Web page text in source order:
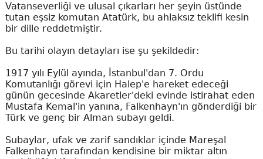
Vatanseverliği ve ulusal çıkarları her şeyin üstünde
tutan eşsiz komutan Atatürk, bu ahlaksız teklifi kesin
bir dille reddetmiştir.
Bu tarihi olayın detayları ise şu şekildedir:
1917 yılı Eylül ayında, İstanbul'dan 7. Ordu
Komutanlığı görevi için Halep'e hareket edeceği
günün gecesinde Akaretler'deki evinde istirahat eden
Mustafa Kemal'in yanına, Falkenhayn'ın gönderdiği bir
Türk ve genç bir Alman subayı geldi.
Subaylar, ufak ve zarif sandıklar içinde Mareşal
Falkenhayn tarafından kendisine bir miktar altın